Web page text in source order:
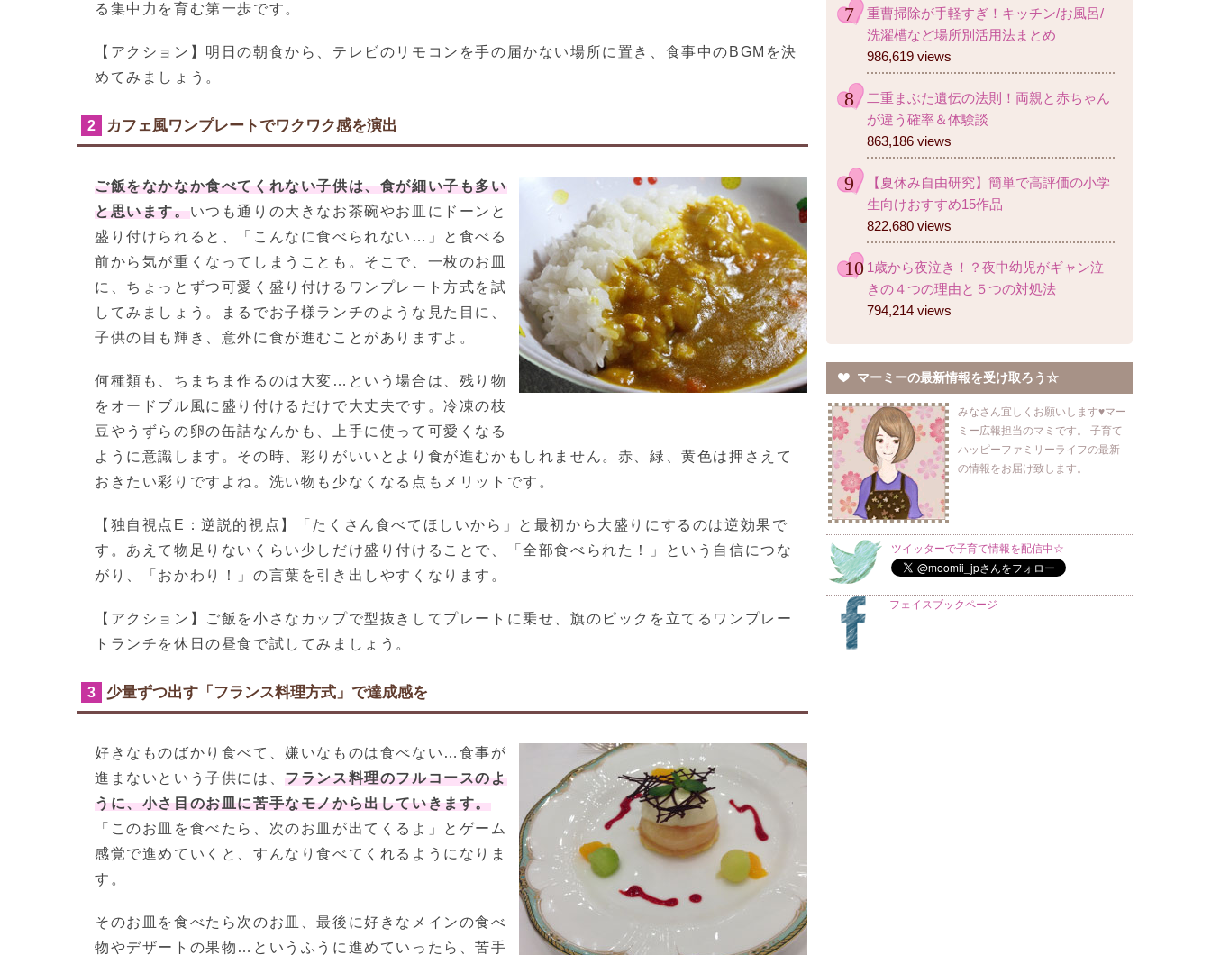
る集中力を育む第一歩です。
【アクション】明日の朝食から、テレビのリモコンを手の届かない場所に置き、食事中のBGMを決
めてみましょう。
2 カフェ風ワンプレートでワクワク感を演出
ご飯をなかなか食べてくれない子供は、食が細い子も多い
と思います。いつも通りの大きなお茶碗やお皿にドーンと
盛り付けられると、「こんなに食べられない…」と食べる
前から気が重くなってしまうことも。そこで、一枚のお皿
に、ちょっとずつ可愛く盛り付けるワンプレート方式を試
してみましょう。まるでお子様ランチのような見た目に、
子供の目も輝き、意外に食が進むことがありますよ。
何種類も、ちまちま作るのは大変…という場合は、残り物
をオードブル風に盛り付けるだけで大丈夫です。冷凍の枝
豆やうずらの卵の缶詰なんかも、上手に使って可愛くなる
ように意識します。その時、彩りがいいとより食が進むかもしれません。赤、緑、黄色は押さえて
おきたい彩りですよね。洗い物も少なくなる点もメリットです。
【独自視点E：逆説的視点】「たくさん食べてほしいから」と最初から大盛りにするのは逆効果で
す。あえて物足りないくらい少しだけ盛り付けることで、「全部食べられた！」という自信につな
がり、「おかわり！」の言葉を引き出しやすくなります。
【アクション】ご飯を小さなカップで型抜きしてプレートに乗せ、旗のピックを立てるワンプレー
トランチを休日の昼食で試してみましょう。
3 少量ずつ出す「フランス料理方式」で達成感を
好きなものばかり食べて、嫌いなものは食べない…食事が
進まないという子供には、フランス料理のフルコースのよ
うに、小さ目のお皿に苦手なモノから出していきます。
「このお皿を食べたら、次のお皿が出てくるよ」とゲーム
感覚で進めていくと、すんなり食べてくれるようになりま
す。
そのお皿を食べたら次のお皿、最後に好きなメインの食べ
物やデザートの果物…というふうに進めていったら、苦手
重曹掃除が手軽すぎ！キッチン/お風呂/
洗濯槽など場所別活用法まとめ
986,619 views
二重まぶた遺伝の法則！両親と赤ちゃん
が違う確率＆体験談
863,186 views
【夏休み自由研究】簡単で高評価の小学
生向けおすすめ15作品
822,680 views
1歳から夜泣き！？夜中幼児がギャン泣
きの４つの理由と５つの対処法
794,214 views
マーミーの最新情報を受け取ろう☆
みなさん宜しくお願いします♥マー
ミー広報担当のマミです。 子育て
ハッピーファミリーライフの最新
の情報をお届け致します。
ツイッターで子育て情報を配信中☆
フェイスブックページ